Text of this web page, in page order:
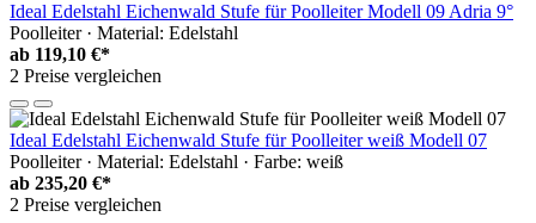
Ideal Edelstahl Eichenwald Stufe für Poolleiter Modell 09 Adria 9°
Poolleiter · Material: Edelstahl
ab 119,10 €*
2 Preise vergleichen
Ideal Edelstahl Eichenwald Stufe für Poolleiter weiß Modell 07
Poolleiter · Material: Edelstahl · Farbe: weiß
ab 235,20 €*
2 Preise vergleichen